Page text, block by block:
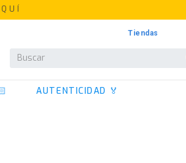
Tiendas
Buscar
AUTENTICIDAD 🏅